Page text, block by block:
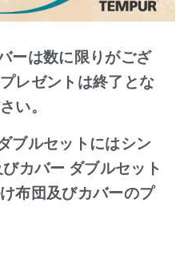
ーは数に限りがござ
レゼントは終了とな
い。
ブルセットにはシン
カバー ダブルセット
布団及びカバーのプ